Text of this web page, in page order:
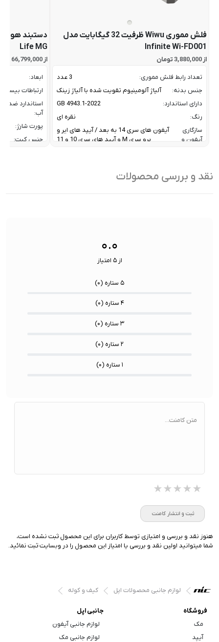
فلش مموری Wiwu ظرفیت 32 گیگابایت مدل
Infinite Wi-FD001
از 3,880,000 تومان
تعداد رابط فلش مموری:
3 عدد
جنس بدنه:
آلیاژ آلومینیوم تقویت شده با آلیاژ زینک
دارای استاندارد:
GB 4943.1-2022
رنگ:
نقره ای
سازگاری
آیفون و
آیفون های سری 14 به بعد / آیپد های ایر و
پرو سری M و آیپد های سری 10 و 11
ظرفیت:
Life MG
از 66,799,000 تومان
ابعاد:
ارتباطات بیسیم:
استاندارد ضد
آب:
پورت شارژ:
جنس کیت:
نقد و بررسی محصولات
۰.۰
از ۵ امتیاز
۵ ستاره ( ۰)
۴ ستاره ( ۰)
۳ ستاره ( ۰)
۲ ستاره ( ۰)
۱ ستاره ( ۰)
متن کامنت...
★★★★★
★★★★★
★★★★★
ثبت و انتشار کامنت
هنوز نقد و بررسی و امتیازی توسط کاربران برای این محصول ثبت نشده است،
شما میتوانید اولین نقد و بررسی یا امتیاز این محصول را در وبسایت ثبت نمائید.
لوازم جانبی محصولات اپل کیف و کوله
فروشگاه
مک
آیپد
جانبی اپل
لوازم جانبی آیفون
لوازم جانبی مک